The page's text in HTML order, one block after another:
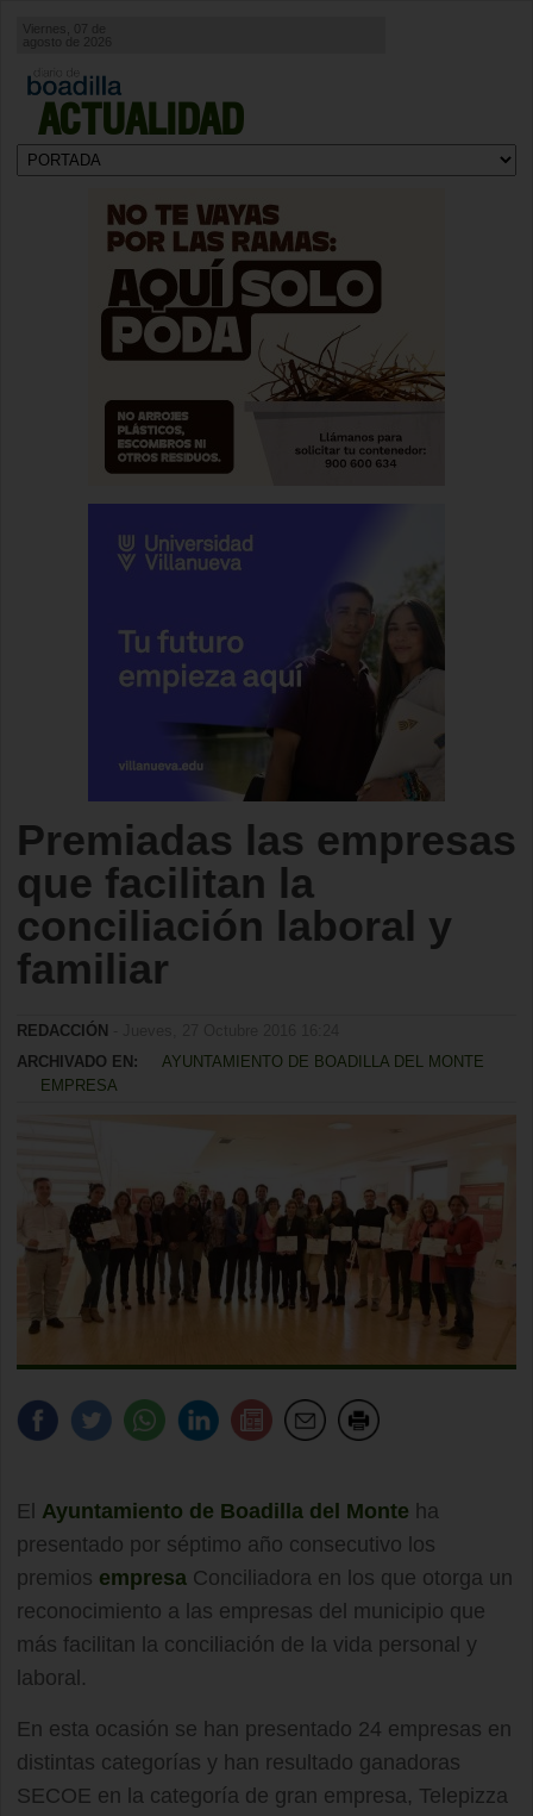
ACTUALIDAD
agosto de 2026
Premiadas las empresas
que facilitan la
conciliación laboral y
familiar
REDACCIÓN
ARCHIVADO EN:
AYUNTAMIENTO DE BOADILLA DEL MONTE
EMPRESA
El Ayuntamiento de Boadilla del Monte ha
presentado por séptimo año consecutivo los
premios empresa Conciliadora en los que otorga un
reconocimiento a las empresas del municipio que
más facilitan la conciliación de la vida personal y
laboral.
En esta ocasión se han presentado 24 empresas en
distintas categorías y han resultado ganadoras
SECOE en la categoría de gran empresa, Telepizza